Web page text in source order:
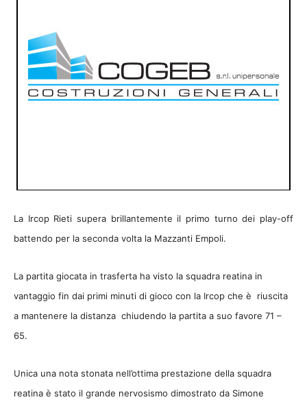
La Ircop Rieti supera brillantemente il primo turno dei play-off
battendo per la seconda volta la Mazzanti Empoli.
La partita giocata in trasferta ha visto la squadra reatina in
vantaggio fin dai primi minuti di gioco con la Ircop che è riuscita
a mantenere la distanza chiudendo la partita a suo favore 71 –
65.
Unica una nota stonata nell’ottima prestazione della squadra
reatina è stato il grande nervosismo dimostrato da Simone